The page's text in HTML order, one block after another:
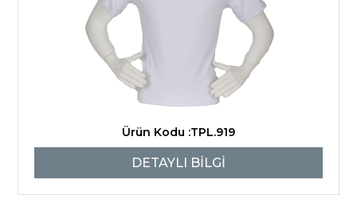
Ürün Kodu :TPL.919
DETAYLI BİLGİ